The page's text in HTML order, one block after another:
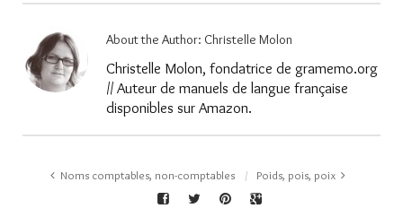
About the Author: Christelle Molon
Christelle Molon, fondatrice de gramemo.org
// Auteur de manuels de langue française
disponibles sur Amazon.
Noms comptables, non-comptables Poids, pois, poix